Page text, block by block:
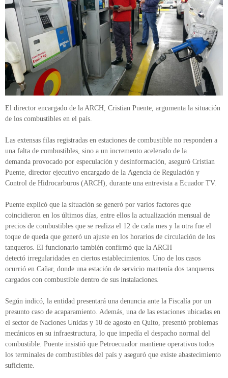
El director encargado de la ARCH, Cristian Puente, argumenta la situación
de los combustibles en el país.
Las extensas filas registradas en estaciones de combustible no responden a
una falta de combustibles, sino a un incremento acelerado de la
demanda provocado por especulación y desinformación, aseguró Cristian
Puente, director ejecutivo encargado de la Agencia de Regulación y
Control de Hidrocarburos (ARCH), durante una entrevista a Ecuador TV.
Puente explicó que la situación se generó por varios factores que
coincidieron en los últimos días, entre ellos la actualización mensual de
precios de combustibles que se realiza el 12 de cada mes y la otra fue el
toque de queda que generó un ajuste en los horarios de circulación de los
tanqueros. El funcionario también confirmó que la ARCH
detectó irregularidades en ciertos establecimientos. Uno de los casos
ocurrió en Cañar, donde una estación de servicio mantenía dos tanqueros
cargados con combustible dentro de sus instalaciones.
Según indicó, la entidad presentará una denuncia ante la Fiscalía por un
presunto caso de acaparamiento. Además, una de las estaciones ubicadas en
el sector de Naciones Unidas y 10 de agosto en Quito, presentó problemas
mecánicos en su infraestructura, lo que impedía el despacho normal del
combustible. Puente insistió que Petroecuador mantiene operativos todos
los terminales de combustibles del país y aseguró que existe abastecimiento
suficiente.